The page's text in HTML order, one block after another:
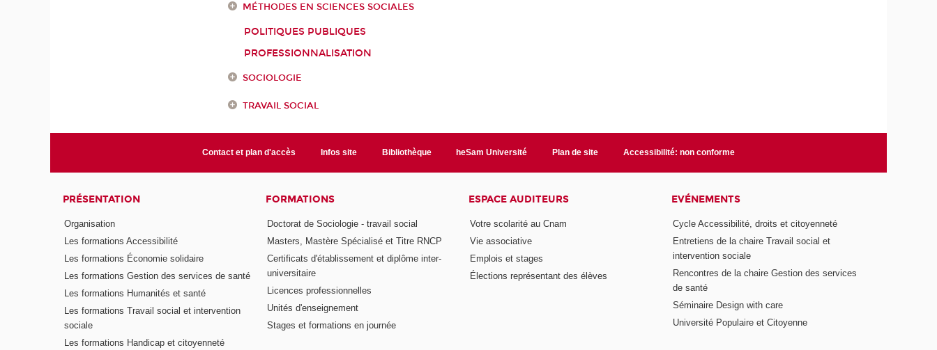
MÉTHODES EN SCIENCES SOCIALES
POLITIQUES PUBLIQUES
PROFESSIONNALISATION
SOCIOLOGIE
TRAVAIL SOCIAL
Contact et plan d'accès Infos site Bibliothèque heSam Université Plan de site Accessibilité: non conforme
PRÉSENTATION
Organisation
Les formations Accessibilité
Les formations Économie solidaire
Les formations Gestion des services de santé
Les formations Humanités et santé
Les formations Travail social et intervention
sociale
Les formations Handicap et citoyenneté
FORMATIONS
Doctorat de Sociologie - travail social
Masters, Mastère Spécialisé et Titre RNCP
Certificats d'établissement et diplôme inter-
universitaire
Licences professionnelles
Unités d'enseignement
Stages et formations en journée
ESPACE AUDITEURS
Votre scolarité au Cnam
Vie associative
Emplois et stages
Élections représentant des élèves
EVÉNEMENTS
Cycle Accessibilité, droits et citoyenneté
Entretiens de la chaire Travail social et
intervention sociale
Rencontres de la chaire Gestion des services
de santé
Séminaire Design with care
Université Populaire et Citoyenne